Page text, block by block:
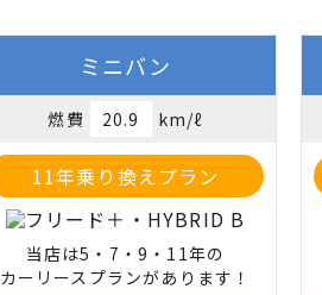
ミニバン
燃費 20.9 km/ℓ
11年乗り換えプラン
当店は5・7・9・11年の
カーリースプランがあります！